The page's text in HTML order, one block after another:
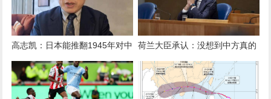
高志凯：日本能推翻1945年对中
国投降的承诺，也能推翻对美国
的承诺
荷兰大臣承认：没想到中方真的
叫停芯片出口，措手不及